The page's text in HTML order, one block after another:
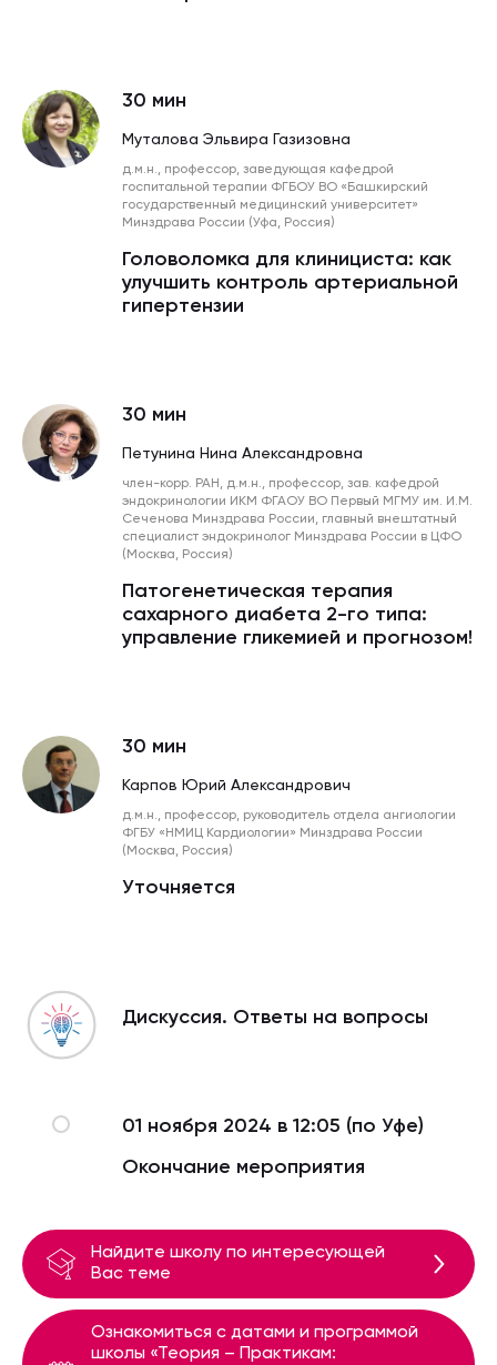
30 мин
Муталова Эльвира Газизовна
д.м.н., профессор, заведующая кафедрой
госпитальной терапии ФГБОУ ВО «Башкирский
государственный медицинский университет»
Минздрава России (Уфа, Россия)
Головоломка для клинициста: как
улучшить контроль артериальной
гипертензии
30 мин
Петунина Нина Александровна
член-корр. РАН, д.м.н., профессор, зав. кафедрой
эндокринологии ИКМ ФГАОУ ВО Первый МГМУ им. И.М.
Сеченова Минздрава России, главный внештатный
специалист эндокринолог Минздрава России в ЦФО
(Москва, Россия)
Патогенетическая терапия
сахарного диабета 2-го типа:
управление гликемией и прогнозом!
30 мин
Карпов Юрий Александрович
д.м.н., профессор, руководитель отдела ангиологии
ФГБУ «НМИЦ Кардиологии» Минздрава России
(Москва, Россия)
Уточняется
Дискуссия. Ответы на вопросы
01 ноября 2024 в 12:05 (по Уфе)
Окончание мероприятия
Найдите школу по интересующей
Вас теме
Ознакомиться с датами и программой
школы «Теория – Практикам: